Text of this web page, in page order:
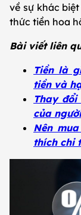
về sự khác
thức tiền hoa
Bài viết liên
Tiền là
tiền và
Thay
của
Nên
thích chi